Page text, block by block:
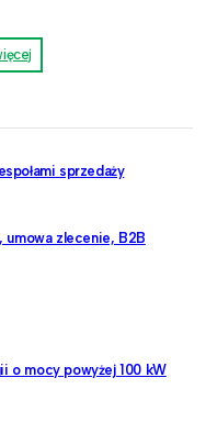
sprzedaży
zlecenie, B2B
o mocy powyżej 100 kW